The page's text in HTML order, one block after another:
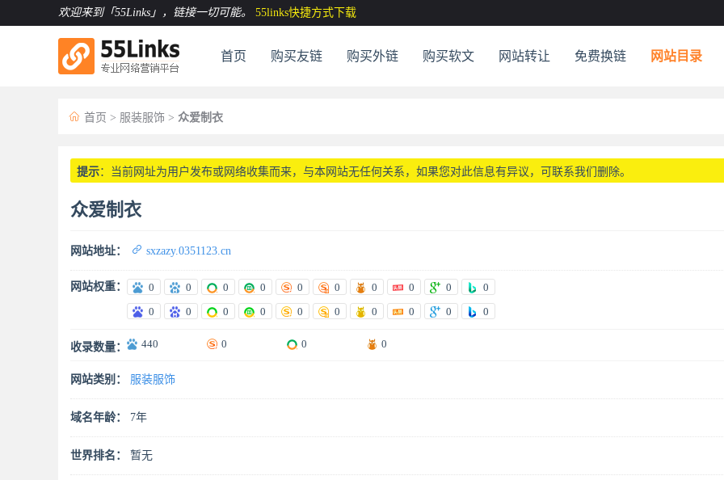
欢迎来到「55Links」 ，链接一切可能。 55links快捷方式下载
首页 购买友链 购买外链 购买软文 网站转让 免费换链 网站目录
 首页 > 服装服饰 > 众爱制衣
提示：当前网址为用户发布或网络收集而来，与本网站无任何关系，如果您对此信息有异议，可联系我们删除。
众爱制衣
网站地址：  sxzazy.0351123.cn
网站权重： 0 0 0 0 0 0 0 0 0
0
0
0 0 0 0 0 0 0 0 0
收录数量： 440 0 0 0
网站类别： 服装服饰
域名年龄： 7年
世界排名： 暂无